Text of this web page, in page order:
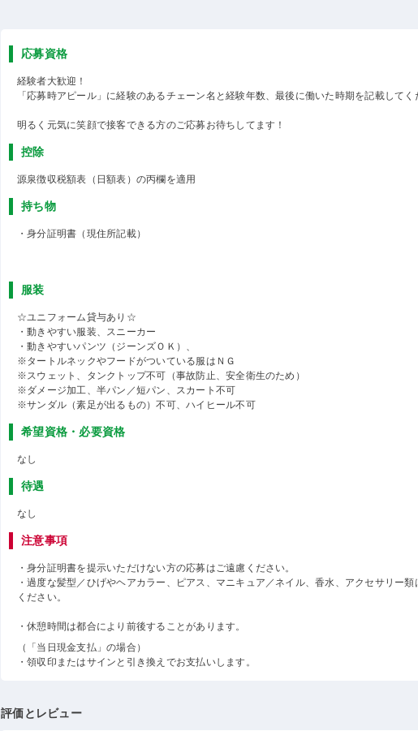
応募資格
経験者大歓迎！
「応募時アピール」に経験のあるチェーン名と経験年数、最後に働いた時期を記載してく
明るく元気に笑顔で接客できる方のご応募お待ちしてます！
控除
源泉徴収税額表（日額表）の丙欄を適用
持ち物
・身分証明書（現住所記載）
服装
☆ユニフォーム貸与あり☆
・動きやすい服装、スニーカー
・動きやすいパンツ（ジーンズＯＫ）、
※タートルネックやフードがついている服はＮＧ
※スウェット、タンクトップ不可（事故防止、安全衛生のため）
※ダメージ加工、半パン／短パン、スカート不可
※サンダル（素足が出るもの）不可、ハイヒール不可
希望資格・必要資格
なし
待遇
なし
注意事項
・身分証明書を提示いただけない方の応募はご遠慮ください。
・過度な髪型／ひげやヘアカラー、ピアス、マニキュア／ネイル、香水、アクセサリー類
ください。
・休憩時間は都合により前後することがあります。
（「当日現金支払」の場合）
・領収印またはサインと引き換えでお支払いします。
評価とレビュー